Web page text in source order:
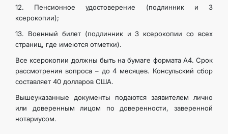
12. Пенсионное удостоверение (подлинник и 3
ксерокопии);
13. Военный билет (подлинник и 3 ксерокопии со всех
страниц, где имеются отметки).
Все ксерокопии должны быть на бумаге формата А4. Срок
рассмотрения вопроса – до 4 месяцев. Консульский сбор
составляет 40 долларов США.
Вышеуказанные документы подаются заявителем лично
или доверенным лицом по доверенности, заверенной
нотариусом.